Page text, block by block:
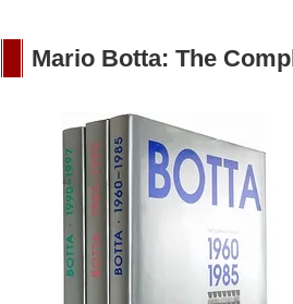
Mario Botta: The